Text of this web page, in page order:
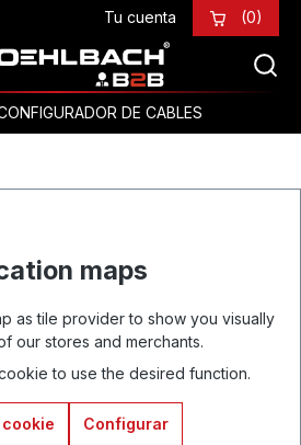
Tu cuenta (0)
DE CABLES
maps
as tile provider to show you visually
our stores and merchants.
to use the desired function.
Configurar